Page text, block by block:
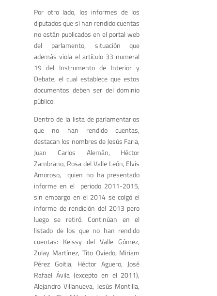
Por otro lado, los informes de los
diputados que sí han rendido cuentas
no están publicados en el portal web
del parlamento, situación que
además viola el artículo 33 numeral
19 del Instrumento de Interior y
Debate, el cual establece que estos
documentos deben ser del dominio
público.
Dentro de la lista de parlamentarios
que no han rendido cuentas,
destacan los nombres de Jesús Faria,
Juan Carlos Alemán, Héctor
Zambrano, Rosa del Valle León, Elvis
Amoroso, quien no ha presentado
informe en el periodo 2011-2015,
sin embargo en el 2014 se colgó el
informe de rendición del 2013 pero
luego se retiró. Continúan en el
listado de los que no han rendido
cuentas: Keissy del Valle Gómez,
Zulay Martínez, Tito Oviedo, Miriam
Pérez Goitia, Héctor Aguero, José
Rafael Ávila (excepto en el 2011),
Alejandro Villanueva, Jesús Montilla,